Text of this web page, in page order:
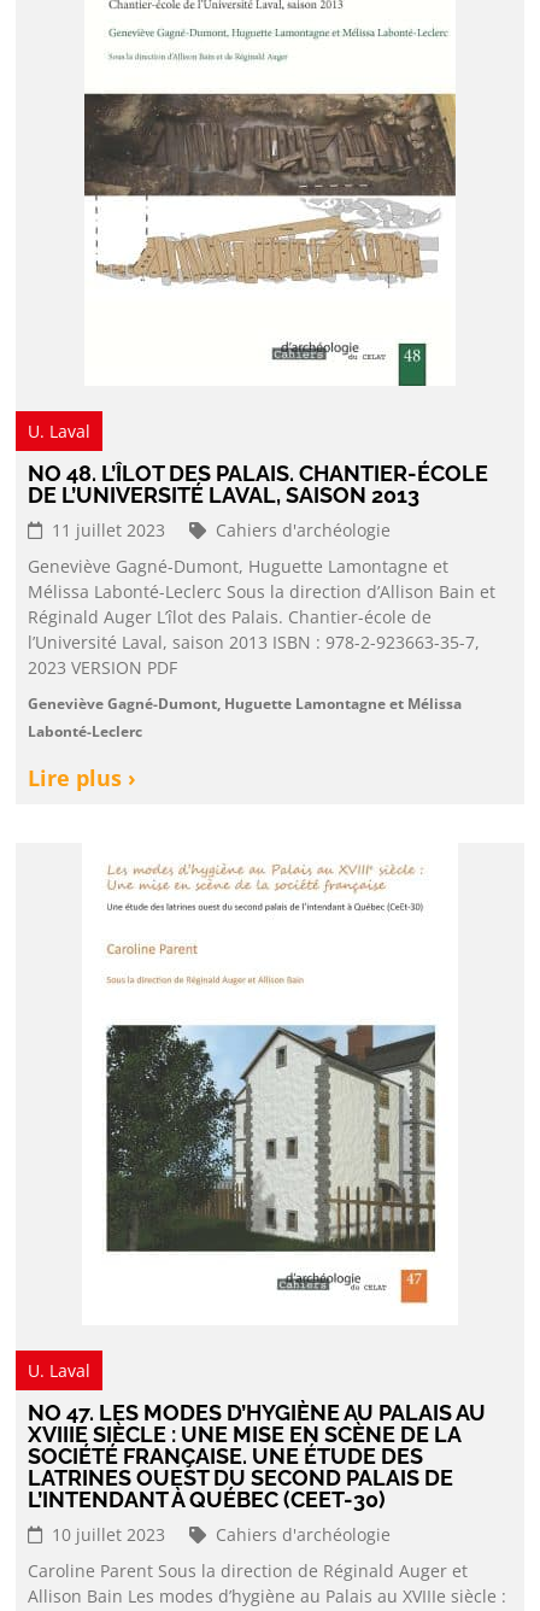
U. Laval
NO 48. L’ÎLOT DES PALAIS. CHANTIER-ÉCOLE
DE L’UNIVERSITÉ LAVAL, SAISON 2013
11 juillet 2023
Cahiers d'archéologie
Geneviève Gagné-Dumont, Huguette Lamontagne et
Mélissa Labonté-Leclerc Sous la direction d’Allison Bain et
Réginald Auger L’îlot des Palais. Chantier-école de
l’Université Laval, saison 2013 ISBN : 978-2-923663-35-7,
2023 VERSION PDF
Geneviève Gagné-Dumont, Huguette Lamontagne et Mélissa
Labonté-Leclerc
Lire plus ›
U. Laval
NO 47. LES MODES D’HYGIÈNE AU PALAIS AU
XVIIIE SIÈCLE : UNE MISE EN SCÈNE DE LA
SOCIÉTÉ FRANÇAISE. UNE ÉTUDE DES
LATRINES OUEST DU SECOND PALAIS DE
L’INTENDANT À QUÉBEC (CEET-30)
10 juillet 2023
Cahiers d'archéologie
Caroline Parent Sous la direction de Réginald Auger et
Allison Bain Les modes d’hygiène au Palais au XVIIIe siècle :